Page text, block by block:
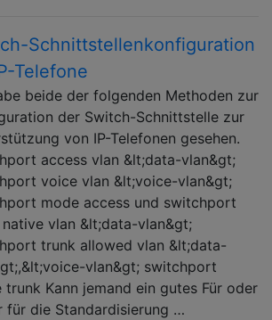
Schnittstellenkonfiguration
Telefone
beide der folgenden Methoden zur
der Switch-Schnittstelle zur
von IP-Telefonen gesehen.
access vlan &lt;data-vlan&gt;
voice vlan &lt;voice-vlan&gt;
mode access und switchport
vlan &lt;data-vlan&gt;
trunk allowed vlan &lt;data-
vlan&gt; switchport
trunk Kann jemand ein gutes Für oder
für die Standardisierung …